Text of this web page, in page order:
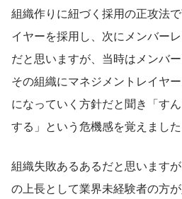
組織作りに紐づく採用の正攻法
イヤーを採用し、次にメンバー
だと思いますが、当時はメンバ
その組織にマネジメントレイヤ
になっていく方針だと聞き「す
する」という危機感を覚えました
組織失敗あるあるだと思います
の上長として業界未経験者の方